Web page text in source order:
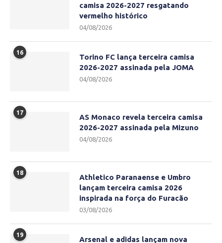
camisa 2026-2027 resgatando
vermelho histórico
04/08/2026
16
Torino FC lança terceira camisa
2026-2027 assinada pela JOMA
04/08/2026
17
AS Monaco revela terceira camisa
2026-2027 assinada pela Mizuno
04/08/2026
18
Athletico Paranaense e Umbro
lançam terceira camisa 2026
inspirada na força do Furacão
03/08/2026
19
Arsenal e adidas lançam nova